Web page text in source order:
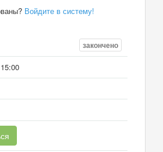
Войдите в систему!
закончено